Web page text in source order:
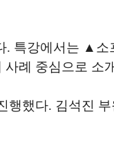
. 특강에서는 ▲
례 중심으로 소
했다. 김석진